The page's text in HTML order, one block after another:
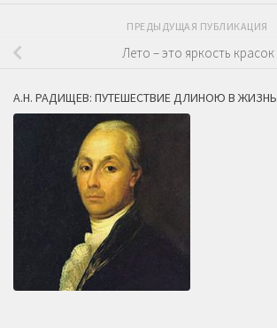
ПРЕДЫДУЩАЯ ПУБЛИКАЦИЯ
Лето – это яркость красок
А.Н. РАДИЩЕВ: ПУТЕШЕСТВИЕ ДЛИНОЮ В ЖИЗНЬ